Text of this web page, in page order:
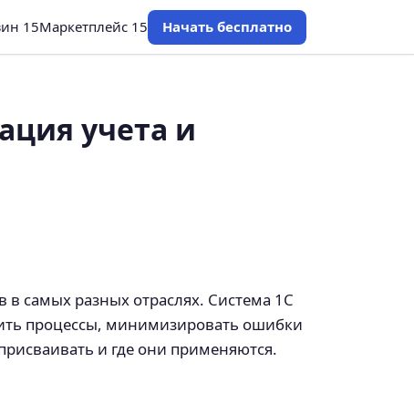
15Маркетплейс 15 Начать бесплатно
учета и
самых разных отраслях. Система 1С
процессы, минимизировать ошибки
и где они применяются.